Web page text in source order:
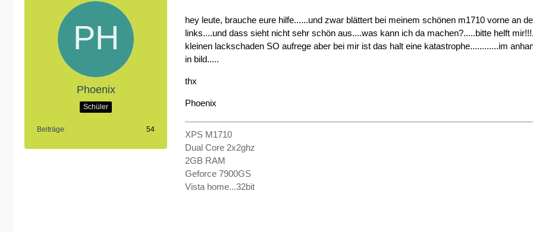
Phoenix
Schüler
Beiträge 54
hey leute, brauche eure hilfe......und zwar blättert bei meinem schönen m1710 vorne an
links....und dass sieht nicht sehr schön aus....was kann ich da machen?.....bitte helft
kleinen lackschaden SO aufrege aber bei mir ist das halt eine katastrophe............im
in bild.....
thx
Phoenix
XPS M1710
Dual Core 2x2ghz
2GB RAM
Geforce 7900GS
Vista home...32bit